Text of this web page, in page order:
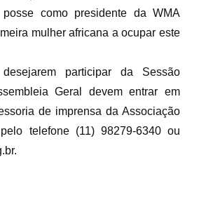
posse como presidente da WMA
mulher africana a ocupar este
participar da Sessão
Geral devem entrar em
de imprensa da Associação
telefone (11) 98279-6340 ou